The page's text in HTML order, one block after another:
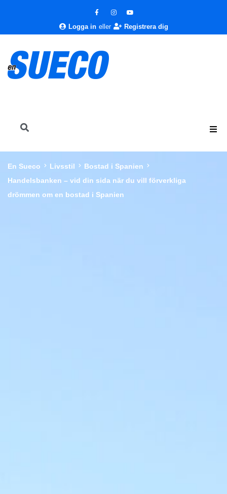
Logga in eller Registrera dig
En Sueco Livsstil
Bostad i Spanien
Handelsbanken – vid din sida när du vill förverkliga
drömmen om en bostad i Spanien